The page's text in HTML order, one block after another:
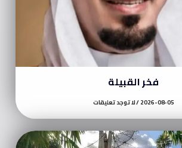
فخر القبيلة
2026-08-05 لا توجد تعليقات